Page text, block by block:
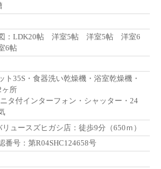
：LDK20帖 洋室5帖 洋室5帖 洋室6
6帖
ト35S・食器洗い乾燥機・浴室乾燥機・
ヶ所
ニタ付インターフォン・シャッター・24
ュースズヒガシ店：徒歩9分（650ｍ）
番号：第R04SHC124658号